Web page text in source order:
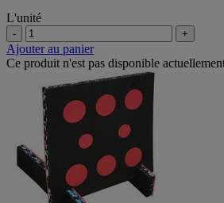
L'unité
- +
Ajouter au panier
Ce produit n'est pas disponible